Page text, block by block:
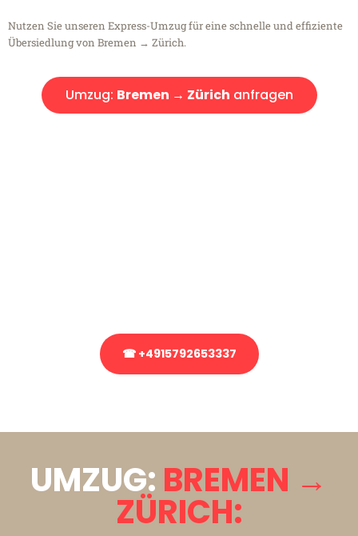
Nutzen Sie unseren Express-Umzug für eine schnelle und effiziente
Übersiedlung von Bremen → Zürich.
Umzug: Bremen → Zürich anfragen
☎ +4915792653337
UMZUG: BREMEN →
ZÜRICH: